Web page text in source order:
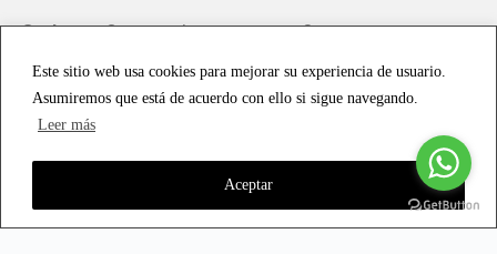
Este sitio web usa cookies para mejorar su experiencia de usuario.
Asumiremos que está de acuerdo con ello si sigue navegando.
Leer más
Aceptar
Scalapay:Compra ahora y paga en 3 cuotas
Scalapay Política Privacidad
Copyright © 2021 all rights reserved - Vialmotor